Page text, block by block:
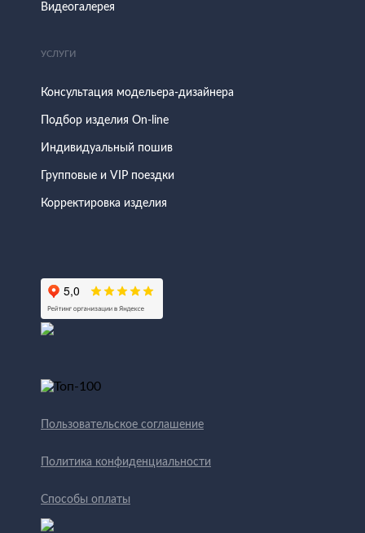
Видеогалерея
УСЛУГИ
Консультация модельера-дизайнера
Подбор изделия On-line
Индивидуальный пошив
Групповые и VIP поездки
Корректировка изделия
Пользовательское соглашение
Политика конфиденциальности
Способы оплаты